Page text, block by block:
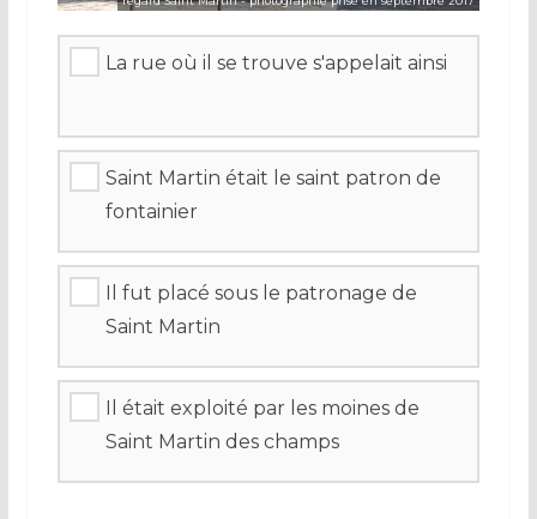
La rue où il se trouve s'appelait ainsi
Saint Martin était le saint patron de
fontainier
Il fut placé sous le patronage de
Saint Martin
Il était exploité par les moines de
Saint Martin des champs